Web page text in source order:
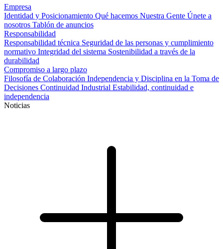
Empresa
Identidad y Posicionamiento Qué hacemos Nuestra Gente Únete a
nosotros Tablón de anuncios
Responsabilidad
Responsabilidad técnica Seguridad de las personas y cumplimiento
normativo Integridad del sistema Sostenibilidad a través de la
durabilidad
Compromiso a largo plazo
Filosofía de Colaboración Independencia y Disciplina en la Toma de
Decisiones Continuidad Industrial Estabilidad, continuidad e
independencia
Noticias